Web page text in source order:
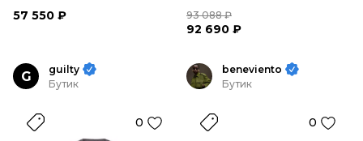
57 550 ₽
93 088 ₽
92 690 ₽
G
guilty
Бутик
0
beneviento
Бутик
0